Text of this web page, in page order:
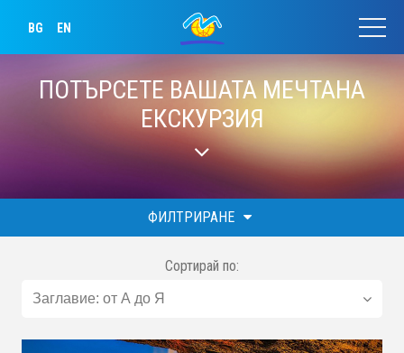
BG EN
ПОТЪРСЕТЕ ВАШАТА МЕЧТАНА
ЕКСКУРЗИЯ
ФИЛТРИРАНЕ
Сортирай по: